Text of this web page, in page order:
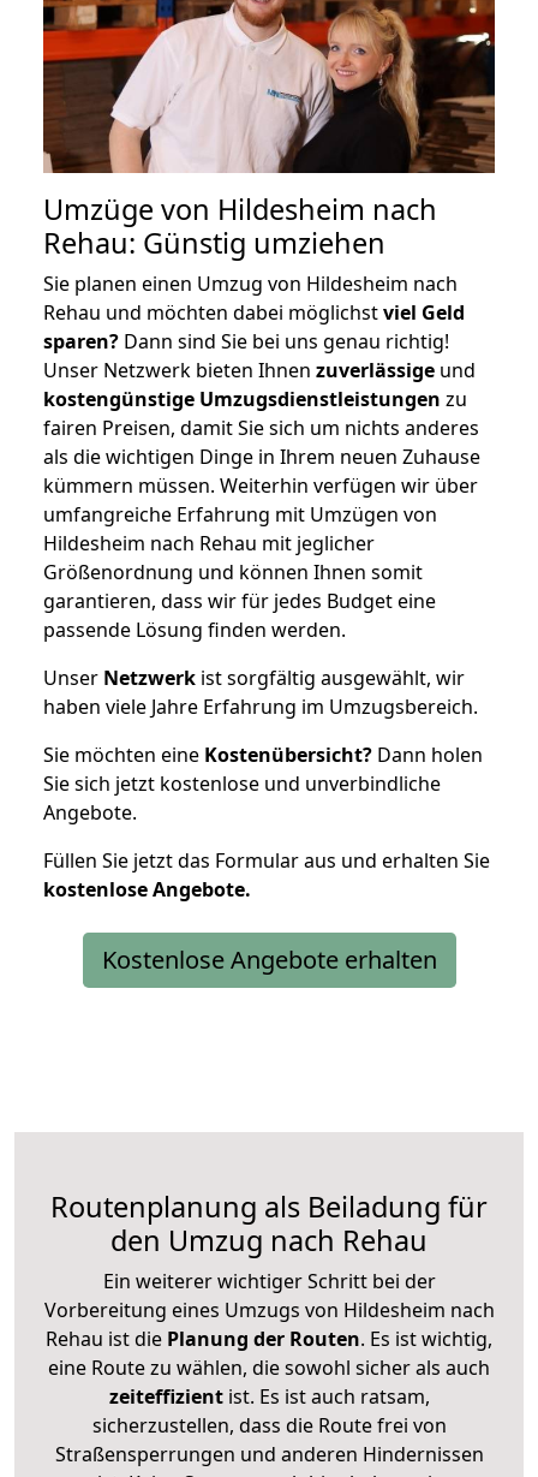
Umzüge von Hildesheim nach
Rehau: Günstig umziehen
Sie planen einen Umzug von Hildesheim nach
Rehau und möchten dabei möglichstviel Geld
sparen? Dann sind Sie bei uns genau richtig!
Unser Netzwerk bieten Ihnen zuverlässige und
kostengünstige Umzugsdienstleistungen zu
fairen Preisen, damit Sie sich um nichts anderes
als die wichtigen Dinge in Ihrem neuen Zuhause
kümmern müssen. Weiterhin verfügen wir über
umfangreiche Erfahrung mit Umzügen von
Hildesheim nach Rehau mit jeglicher
Größenordnung und können Ihnen somit
garantieren, dass wir für jedes Budget eine
passende Lösung finden werden.
Unser Netzwerk ist sorgfältig ausgewählt, wir
haben viele Jahre Erfahrung im Umzugsbereich.
Sie möchten eine Kostenübersicht? Dann holen
Sie sich jetzt kostenlose und unverbindliche
Angebote.
Füllen Sie jetzt das Formular aus und erhalten Sie
kostenloseAngebote.
Kostenlose Angebote erhalten
Routenplanung als Beiladung für
den Umzug nach Rehau
Ein weiterer wichtiger Schritt bei der
Vorbereitung eines Umzugs von Hildesheim nach
Rehau ist die Planung der Routen. Es ist wichtig,
eine Route zu wählen, die sowohl sicher als auch
zeiteffizientist. Es ist auch ratsam,
sicherzustellen, dass die Route frei von
Straßensperrungen und anderen Hindernissen